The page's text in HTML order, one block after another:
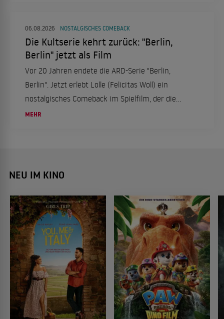
06.08.2026 NOSTALGISCHES COMEBACK
Die Kultserie kehrt zurück: "Berlin,
Berlin" jetzt als Film
Vor 20 Jahren endete die ARD-Serie "Berlin,
Berlin". Jetzt erlebt Lolle (Felicitas Woll) ein
nostalgisches Comeback im Spielfilm, der die
Fans erneut in ihren Bann zieht.
MEHR
NEU IM KINO